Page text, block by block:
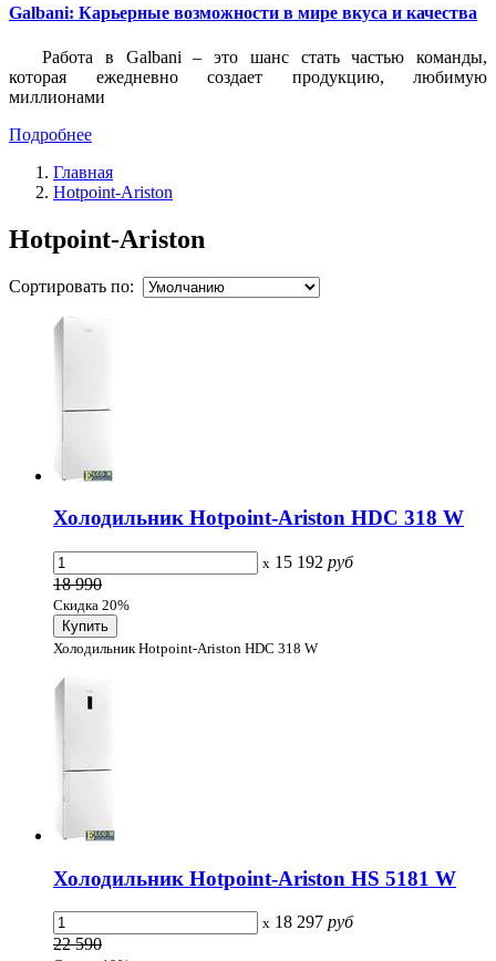
Galbani: Карьерные возможности в мире вкуса и качества
Работа в Galbani – это шанс стать частью команды,
которая ежедневно создает продукцию, любимую
миллионами
Подробнее
Главная
Hotpoint-Ariston
Hotpoint-Ariston
Сортировать по:
Холодильник Hotpoint-Ariston HDC 318 W
x 15 192 руб
18 990
Скидка 20%
Холодильник Hotpoint-Ariston HDC 318 W
Холодильник Hotpoint-Ariston HS 5181 W
x 18 297 руб
22 590